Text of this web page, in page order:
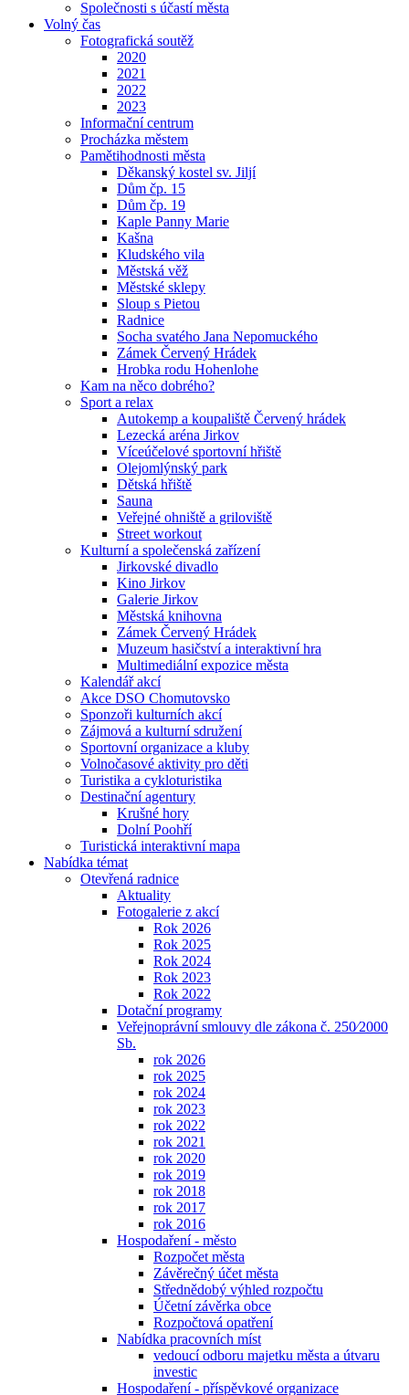
Společnosti s účastí města
Volný čas
Fotografická soutěž
2020
2021
2022
2023
Informační centrum
Procházka městem
Pamětihodnosti města
Děkanský kostel sv. Jiljí
Dům čp. 15
Dům čp. 19
Kaple Panny Marie
Kašna
Kludského vila
Městská věž
Městské sklepy
Sloup s Pietou
Radnice
Socha svatého Jana Nepomuckého
Zámek Červený Hrádek
Hrobka rodu Hohenlohe
Kam na něco dobrého?
Sport a relax
Autokemp a koupaliště Červený hrádek
Lezecká aréna Jirkov
Víceúčelové sportovní hřiště
Olejomlýnský park
Dětská hřiště
Sauna
Veřejné ohniště a griloviště
Street workout
Kulturní a společenská zařízení
Jirkovské divadlo
Kino Jirkov
Galerie Jirkov
Městská knihovna
Zámek Červený Hrádek
Muzeum hasičství a interaktivní hra
Multimediální expozice města
Kalendář akcí
Akce DSO Chomutovsko
Sponzoři kulturních akcí
Zájmová a kulturní sdružení
Sportovní organizace a kluby
Volnočasové aktivity pro děti
Turistika a cykloturistika
Destinační agentury
Krušné hory
Dolní Poohří
Turistická interaktivní mapa
Nabídka témat
Otevřená radnice
Aktuality
Fotogalerie z akcí
Rok 2026
Rok 2025
Rok 2024
Rok 2023
Rok 2022
Dotační programy
Veřejnoprávní smlouvy dle zákona č. 250⁄2000
Sb.
rok 2026
rok 2025
rok 2024
rok 2023
rok 2022
rok 2021
rok 2020
rok 2019
rok 2018
rok 2017
rok 2016
Hospodaření - město
Rozpočet města
Závěrečný účet města
Střednědobý výhled rozpočtu
Účetní závěrka obce
Rozpočtová opatření
Nabídka pracovních míst
vedoucí odboru majetku města a útvaru
investic
Hospodaření - příspěvkové organizace